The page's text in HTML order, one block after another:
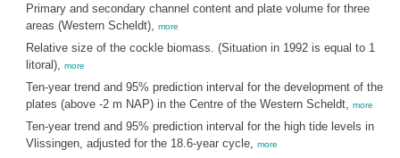
Primary and secondary channel content and plate volume for three
areas (Western Scheldt), more
Relative size of the cockle biomass. (Situation in 1992 is equal to 1
litoral), more
Ten-year trend and 95% prediction interval for the development of the
plates (above -2 m NAP) in the Centre of the Western Scheldt, more
Ten-year trend and 95% prediction interval for the high tide levels in
Vlissingen, adjusted for the 18.6-year cycle, more